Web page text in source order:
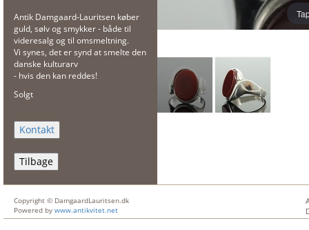
Antik Damgaard-Lauritsen køber
guld, sølv og smykker - både til
videresalg og til omsmeltning.
Vi synes, det er synd at smelte den
danske kulturarv
- hvis den kan reddes!
Solgt
Tilbage
Copyright © DamgaardLauritsen.dk
Powered by www.antikvitet.net